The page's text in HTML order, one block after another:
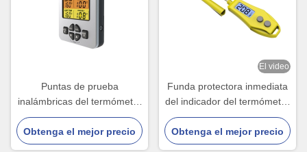
Puntas de prueba
inalámbricas del termómetro
de carne de Digitaces de la
gama larga 2 con la alarma
para el fumador
Obtenga el mejor precio
El video
Funda protectora inmediata
del indicador del termómetro
de carne de la temperatura
de la parrilla del caramelo
Obtenga el mejor precio